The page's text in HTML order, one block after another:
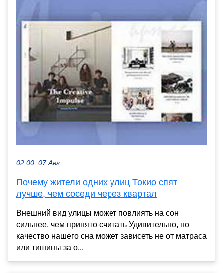
02:00, 07 Авг
Почему жители одних улиц Токио спят
лучше, чем соседи через квартал
Внешний вид улицы может повлиять на сон
сильнее, чем принято считать Удивительно, но
качество нашего сна может зависеть не от матраса
или тишины за о...